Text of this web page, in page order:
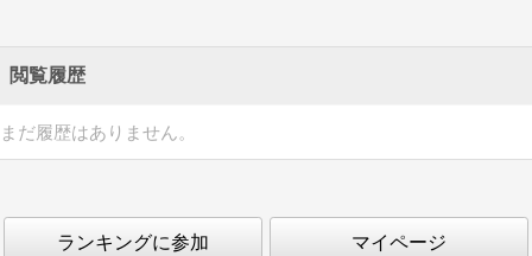
閲覧履歴
まだ履歴はありません。
ランキングに参加 マイページ